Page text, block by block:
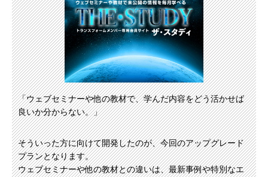
「ウェブセミナーや他の教材で、学んだ内容をどう活かせば
良いか分からない。」
そういった方に向けて開発したのが、今回のアップグレード
プランとなります。
ウェブセミナーや他の教材との違いは、最新事例や特別なエ